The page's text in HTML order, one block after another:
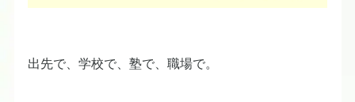
出先で、学校で、塾で、職場で。